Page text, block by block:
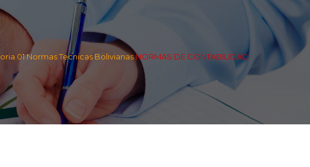
01 Normas Tecnicas BolivianasNORMAS DE CONTABILIDAD